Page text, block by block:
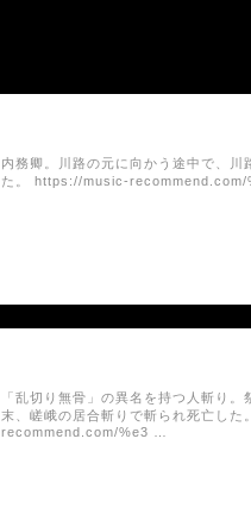
内務卿。川路の元に向かう途中で、川
た。 https://music-recommend.com/
「乱切り無骨」の異名を持つ人斬り
末、嵯峨の居合斬りで斬られ死亡し
recommend.com/%e3 …